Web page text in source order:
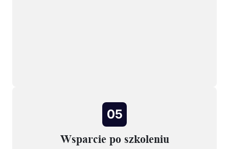
05
Wsparcie po szkoleniu